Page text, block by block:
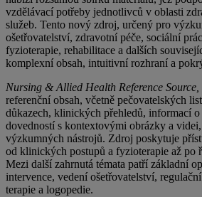
vzdělávací potřeby jednotlivců v oblasti
služeb. Tento nový zdroj, určený pro
ošetřovatelství, zdravotní péče, sociální
fyzioterapie, rehabilitace a dalších
komplexní obsah, intuitivní rozhraní a
Nursing & Allied Health Reference Source,
referenční obsah, včetně pečovatelských
důkazech, klinických přehledů, informací
dovedností s kontextovými obrázky a
výzkumných nástrojů. Zdroj poskytuje
od klinických postupů a fyzioterapie až po
Mezi další zahrnutá témata patří základní
intervence, vedení ošetřovatelství,
terapie a logopedie.